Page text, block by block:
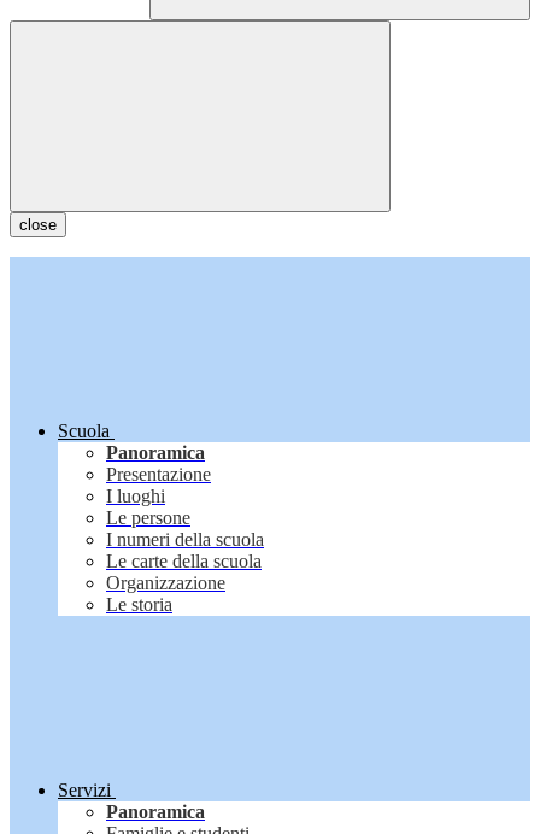
close
Scuola
Panoramica
Presentazione
I luoghi
Le persone
I numeri della scuola
Le carte della scuola
Organizzazione
Le storia
Servizi
Panoramica